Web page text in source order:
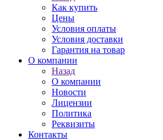
Как купить
Цены
Условия оплаты
Условия доставки
Гарантия на товар
О компании
Назад
О компании
Новости
Лицензии
Политика
Реквизиты
Контакты